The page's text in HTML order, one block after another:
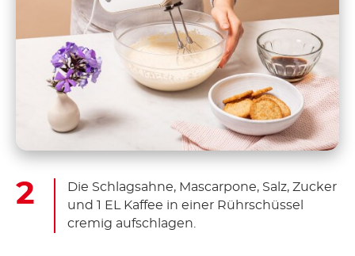
Die Schlagsahne, Mascarpone, Salz, Zucker
und 1 EL Kaffee in einer Rührschüssel
cremig aufschlagen.